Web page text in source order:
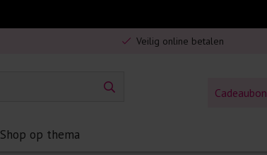
Veilig online betalen
Gratis verzending in Nederland vanaf €75,-
Cadeaubon
Shop op thema